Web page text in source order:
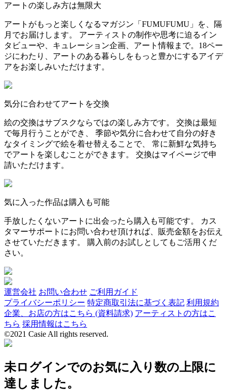
アートの楽しみ方は無限大
アートがもっと楽しくなるマガジン「FUMUFUMU」を、隔
月でお届けします。 アーティストの制作や思考に迫るイン
タビューや、キュレーション企画、アート情報まで。18ペー
ジにわたり、アートのある暮らしをもっと豊かにするアイデ
アをお楽しみいただけます。
気分に合わせてアートを交換
絵の交換はサブスクならではの楽しみ方です。 交換は最短
で毎月行うことができ、 季節や気分に合わせて自分の好き
なタイミングで絵を着せ替えることで、 常に新鮮な気持ち
でアートを楽しむことができます。 交換はマイページで申
請いただけます。
気に入った作品は購入も可能
手放したくないアートに出会ったら購入も可能です。 カス
タマーサポートにお問い合わせ頂ければ、販売金額をお伝え
させていただきます。 購入前のお試しとしてもご活用くだ
さい。
運営会社 お問い合わせ ご利用ガイド
プライバシーポリシー 特定商取引法に基づく表記 利用規約
企業、お店の方はこちら (資料請求) アーティストの方はこ
ちら 採用情報はこちら
©2021 Casie All rights reserved.
未ログインでのお気に入り数の上限に
達しました。